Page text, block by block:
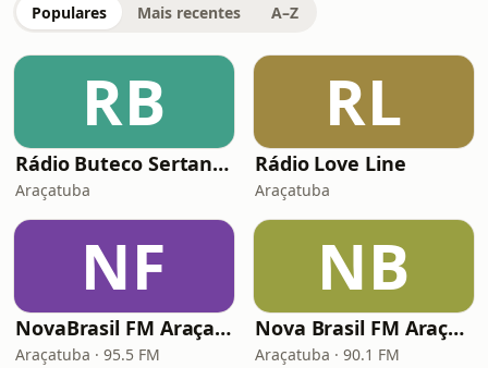
Populares Mais recentes A–Z
RB
Rádio Buteco Sertanejo
Araçatuba
RL
Rádio Love Line
Araçatuba
NF
NovaBrasil FM Araçatuba
Araçatuba · 95.5 FM
NB
Nova Brasil FM Araçatuba
Araçatuba · 90.1 FM